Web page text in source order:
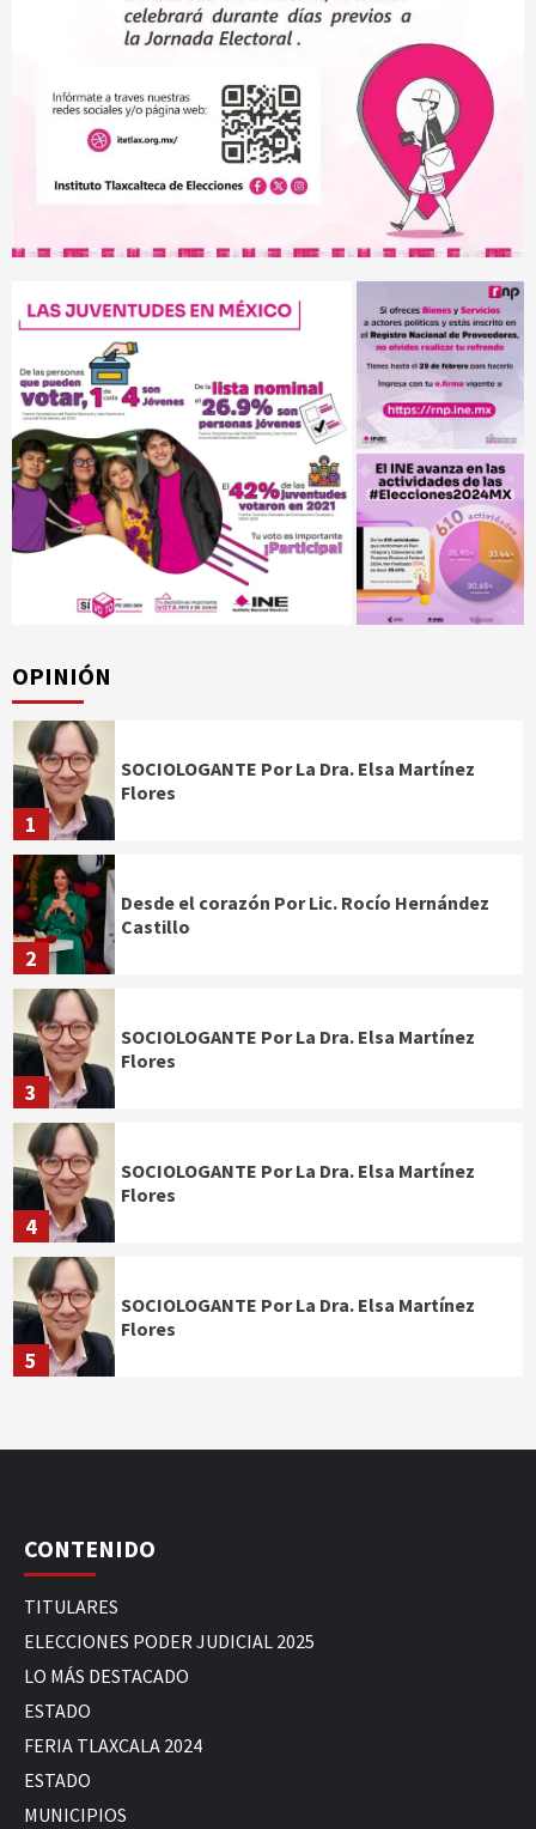
OPINIÓN
1
SOCIOLOGANTE Por La Dra. Elsa Martínez
Flores
2
Desde el corazón Por Lic. Rocío Hernández
Castillo
3
SOCIOLOGANTE Por La Dra. Elsa Martínez
Flores
4
SOCIOLOGANTE Por La Dra. Elsa Martínez
Flores
5
SOCIOLOGANTE Por La Dra. Elsa Martínez
Flores
CONTENIDO
TITULARES
ELECCIONES PODER JUDICIAL 2025
LO MÁS DESTACADO
ESTADO
FERIA TLAXCALA 2024
ESTADO
MUNICIPIOS